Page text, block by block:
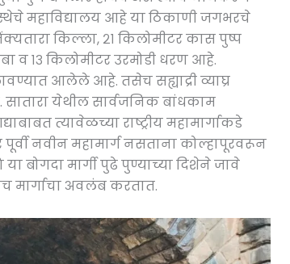
महाविद्यालय आहे या ठिकाणी जगभरचे
किल्ला, २१ किलोमीटर कास पुष्प
व १३ किलोमीटर उरमोडी धरण आहे.
आलेले आहे. तसेच सह्याद्री व्याघ्र
सातारा येथील सार्वजनिक बांधकाम
त्यावेळच्या राष्ट्रीय महामार्गाकडे
नवीन महामार्ग नसताना कोल्हापूरवरून
बोगदा मार्गी पुढे पुण्याच्या दिशेने जावे
मार्गाचा अवलंब करतात.